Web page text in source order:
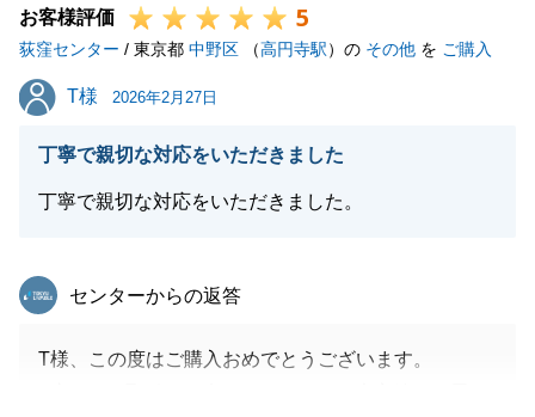
今後とも末永いお付き合いをよろしくお願い申し上げ
ます。
閉じる
お客様評価 5
荻窪センター / 東京都 中野区 （高円寺駅）の その他 を ご購入
T様
T様 2026年2月27日
丁寧で親切な対応をいただきました
丁寧で親切な対応をいただきました。
東急リバブル
センターからの返答
T様、この度はご購入おめでとうございます。